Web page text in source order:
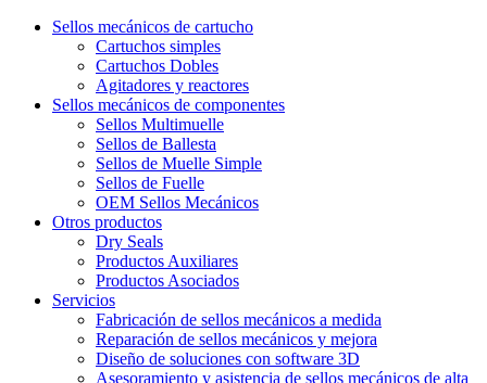
Sellos mecánicos de cartucho
Cartuchos simples
Cartuchos Dobles
Agitadores y reactores
Sellos mecánicos de componentes
Sellos Multimuelle
Sellos de Ballesta
Sellos de Muelle Simple
Sellos de Fuelle
OEM Sellos Mecánicos
Otros productos
Dry Seals
Productos Auxiliares
Productos Asociados
Servicios
Fabricación de sellos mecánicos a medida
Reparación de sellos mecánicos y mejora
Diseño de soluciones con software 3D
Asesoramiento y asistencia de sellos mecánicos de alta